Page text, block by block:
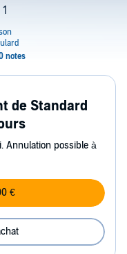
de Standard
Annulation possible à
€